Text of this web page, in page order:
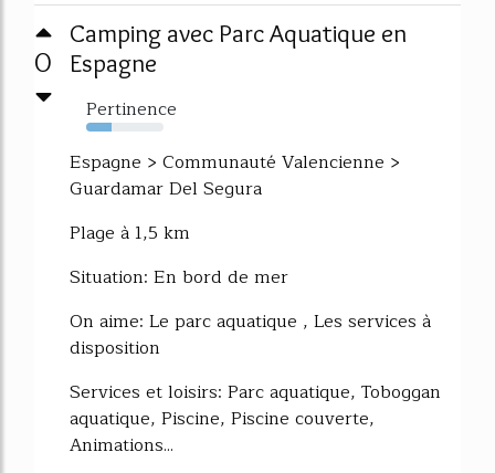
0
Camping avec Parc Aquatique en
Espagne
Pertinence
33%
Espagne > Communauté Valencienne >
Guardamar Del Segura
Plage à 1,5 km
Situation: En bord de mer
On aime: Le parc aquatique , Les services à
disposition
Services et loisirs: Parc aquatique, Toboggan
aquatique, Piscine, Piscine couverte,
Animations...